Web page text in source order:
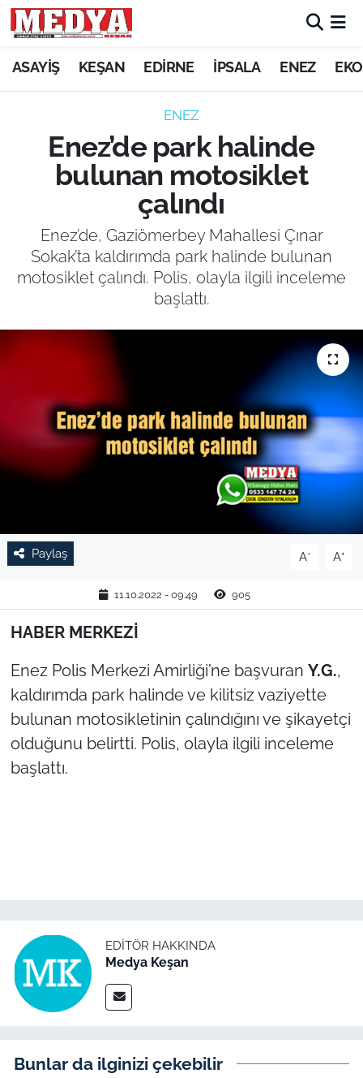
ASAYİŞ KEŞAN EDİRNE İPSALA ENEZ
ENEZ
Enez’de park halinde
bulunan motosiklet
çalındı
Enez’de, Gaziömerbey Mahallesi Çınar
Sokak’ta kaldırımda park halinde bulunan
motosiklet çalındı. Polis, olayla ilgili inceleme
başlattı.
Paylaş A- A+
11.10.2022 - 09:49 905
HABER MERKEZİ
Enez Polis Merkezi Amirliği’ne başvuran Y.G.,
kaldırımda park halinde ve kilitsiz vaziyette
bulunan motosikletinin çalındığını ve şikayetçi
olduğunu belirtti. Polis, olayla ilgili inceleme
başlattı.
EDITÖR HAKKINDA
Medya Keşan
Bunlar da ilginizi çekebilir
KEŞAN
ASAYİŞ
SİYASET
GÜNDEM
EKONOMİ
KÜLTÜR SANAT
RESMİ İLAN
YAŞAM
TEKİRDAĞ
ÇANAKKALE
TÜRKİYE
Politika
Flaş Haber
Dış Haberler
Magazin